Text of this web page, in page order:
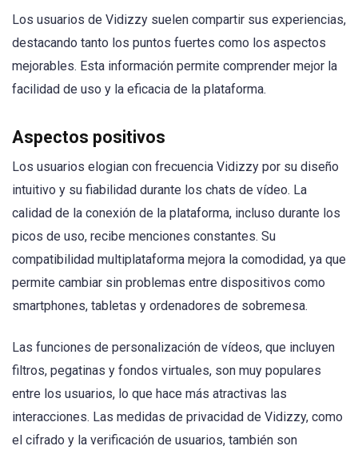
Los usuarios de Vidizzy suelen compartir sus experiencias,
destacando tanto los puntos fuertes como los aspectos
mejorables. Esta información permite comprender mejor la
facilidad de uso y la eficacia de la plataforma.
Aspectos positivos
Los usuarios elogian con frecuencia Vidizzy por su diseño
intuitivo y su fiabilidad durante los chats de vídeo. La
calidad de la conexión de la plataforma, incluso durante los
picos de uso, recibe menciones constantes. Su
compatibilidad multiplataforma mejora la comodidad, ya que
permite cambiar sin problemas entre dispositivos como
smartphones, tabletas y ordenadores de sobremesa.
Las funciones de personalización de vídeos, que incluyen
filtros, pegatinas y fondos virtuales, son muy populares
entre los usuarios, lo que hace más atractivas las
interacciones. Las medidas de privacidad de Vidizzy, como
el cifrado y la verificación de usuarios, también son